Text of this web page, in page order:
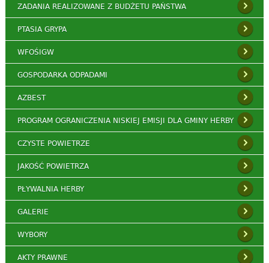
ZADANIA REALIZOWANE Z BUDŻETU PAŃSTWA
PTASIA GRYPA
WFOŚIGW
GOSPODARKA ODPADAMI
AZBEST
PROGRAM OGRANICZENIA NISKIEJ EMISJI DLA GMINY HERBY
CZYSTE POWIETRZE
JAKOŚĆ POWIETRZA
PŁYWALNIA HERBY
GALERIE
WYBORY
AKTY PRAWNE